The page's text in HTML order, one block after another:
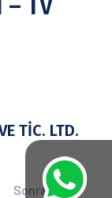
– TV
TİC. LTD.
Sonraki